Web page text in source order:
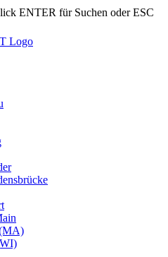
ENTER für Suchen oder ESC